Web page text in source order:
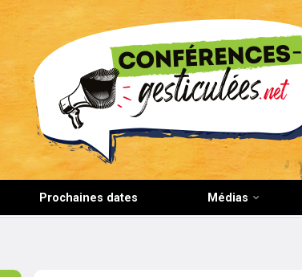
CONFERENCES-
Prochaines dates Médias